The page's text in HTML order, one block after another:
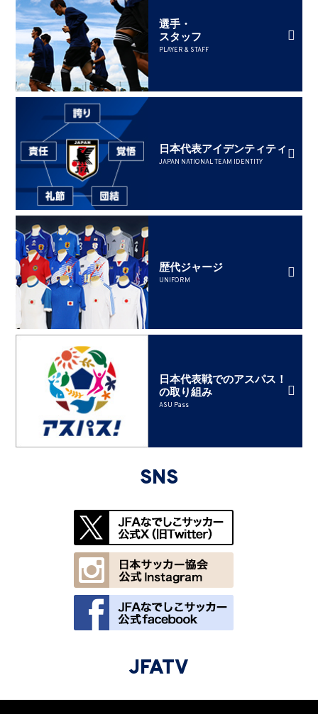
選手・
スタッフ
PLAYER & STAFF
日本代表アイデンティティ
JAPAN NATIONAL TEAM IDENTITY
歴代ジャージ
UNIFORM
日本代表戦でのアスパス！
の取り組み
ASU Pass
SNS
JFATV